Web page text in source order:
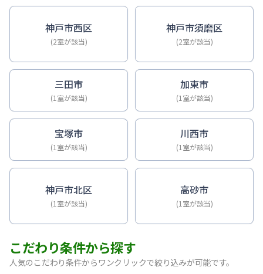
神戸市西区
(2室が該当)
神戸市須磨区
(2室が該当)
三田市
(1室が該当)
加東市
(1室が該当)
宝塚市
(1室が該当)
川西市
(1室が該当)
神戸市北区
(1室が該当)
高砂市
(1室が該当)
こだわり条件から探す
人気のこだわり条件からワンクリックで絞り込みが可能です。